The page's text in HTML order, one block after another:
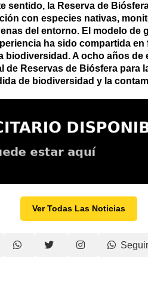
sentido, la Reserva de
con especies nativas,
del entorno. El modelo de
ha sido compartida
A ocho años
Reservas de Biósfera
de biodiversidad y la
Ver Todas Las Noticias